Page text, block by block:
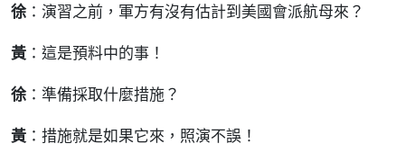
徐 ：演習之前，軍方有沒有估計到美國會派航母來？
黃 ：這是預料中的事！
徐 ：準備採取什麼措施？
黃 ：措施就是如果它來，照演不誤！